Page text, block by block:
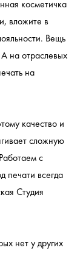
косметичка
вложите в
Вещь
на отраслевых
на
качество и
сложную
с
печати всегда
Студия
нет у других